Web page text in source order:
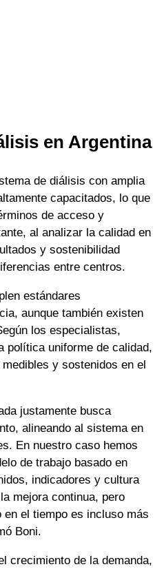
en Argentina
de diálisis con amplia
capacitados, lo que
de acceso y
al analizar la calidad en
y sostenibilidad
entre centros.
estándares
aunque también existen
los especialistas,
política uniforme de calidad,
y sostenidos en el
justamente busca
alineando al sistema en
En nuestro caso hemos
de trabajo basado en
indicadores y cultura
mejora continua, pero
el tiempo es incluso más
Boni.
crecimiento de la demanda,